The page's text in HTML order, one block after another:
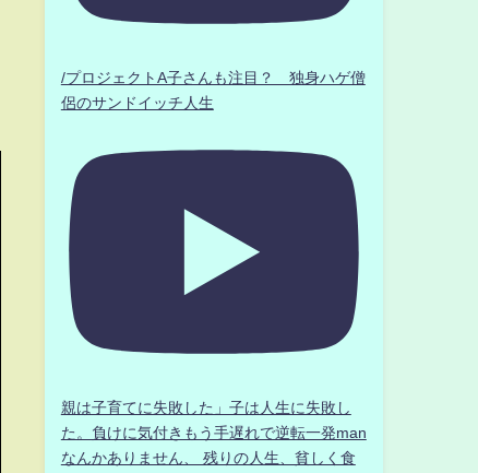
/プロジェクトA子さんも注目？ 独身ハゲ僧
侶のサンドイッチ人生
親は子育てに失敗した」子は人生に失敗し
た。負けに気付きもう手遅れで逆転一発man
なんかありません、 残りの人生、貧しく食